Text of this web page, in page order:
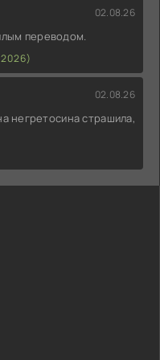
02.08.26
переводом.
02.08.26
негретосина страшила,